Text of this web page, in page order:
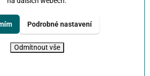
Podrobné nastavení
Odmítnout vše
- Na každé cestě s vámi
814/115 , 161 00 Praha 6 - Řepy
197 111e-mail:info@klokocka.cz
Tvorba webuUVM interactive